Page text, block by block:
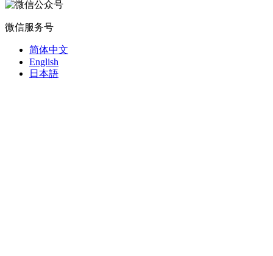
微信服务号
简体中文
English
日本語